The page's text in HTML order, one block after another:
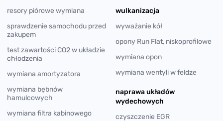
resory piórowe wymiana
sprawdzenie samochodu przed
zakupem
test zawartości CO2 w układzie
chłodzenia
wymiana amortyzatora
wymiana bębnów
hamulcowych
wymiana filtra kabinowego
wulkanizacja
wyważanie kół
opony Run Flat, niskoprofilowe
wymiana opon
wymiana wentyli w feldze
naprawa układów
wydechowych
czyszczenie EGR